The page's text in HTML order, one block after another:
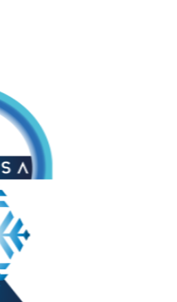
©OpenStreetMap